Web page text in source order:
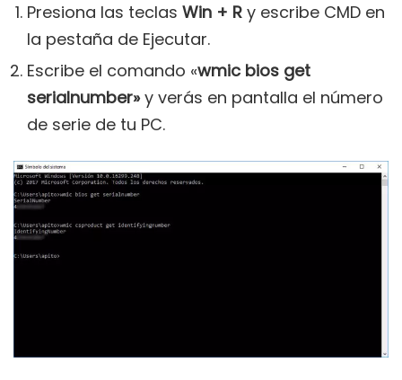
Presiona las teclas Win + R y escribe CMD en
la pestaña de Ejecutar.
Escribe el comando «wmic bios get
serialnumber»y verás en pantalla el número
de serie de tu PC.